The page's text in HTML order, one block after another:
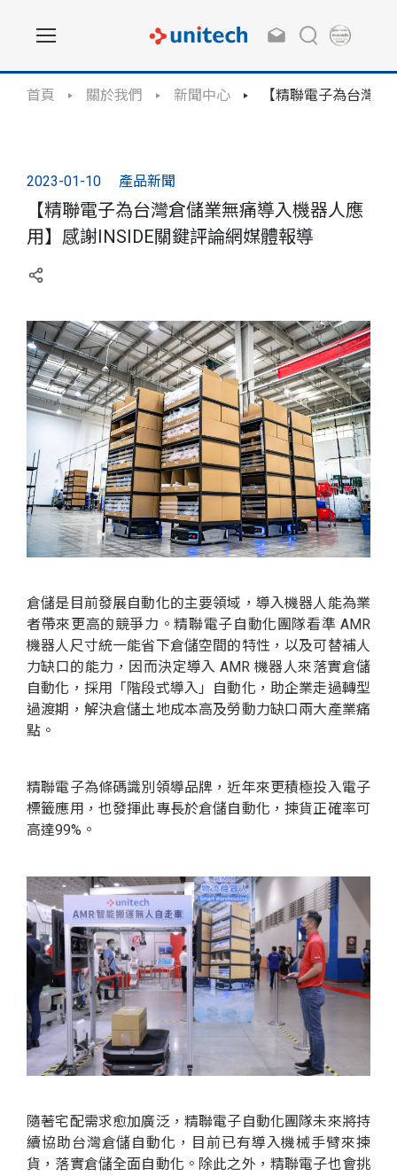
首頁 關於我們 新聞中心 【精聯電子為台灣
2023-01-10 產品新聞
【精聯電子為台灣倉儲業無痛導入機器人應
用】感謝INSIDE關鍵評論網媒體報導
倉儲是目前發展自動化的主要領域，導入機器人能為業
者帶來更高的競爭力。精聯電子自動化團隊看準 AMR
機器人尺寸統一能省下倉儲空間的特性，以及可替補人
力缺口的能力，因而決定導入 AMR 機器人來落實倉儲
自動化，採用「階段式導入」自動化，助企業走過轉型
過渡期，解決倉儲土地成本高及勞動力缺口兩大產業痛
點。
精聯電子為條碼識別領導品牌，近年來更積極投入電子
標籤應用，也發揮此專長於倉儲自動化，揀貨正確率可
高達99%。
隨著宅配需求愈加廣泛，精聯電子自動化團隊未來將持
續協助台灣倉儲自動化，目前已有導入機械手臂來揀
貨，落實倉儲全面自動化。除此之外，精聯電子也會挑